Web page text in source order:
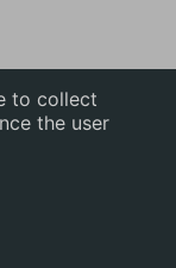
to collect
the user